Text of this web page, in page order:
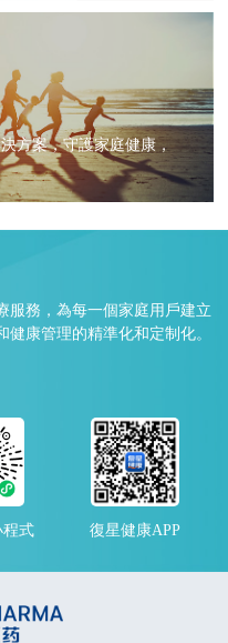
方案，守護家庭健康，
服務，為每一個家庭用戶建立
康管理的精準化和定制化。
程式 復星健康APP